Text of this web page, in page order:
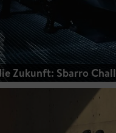
Zukunft: Sbarro